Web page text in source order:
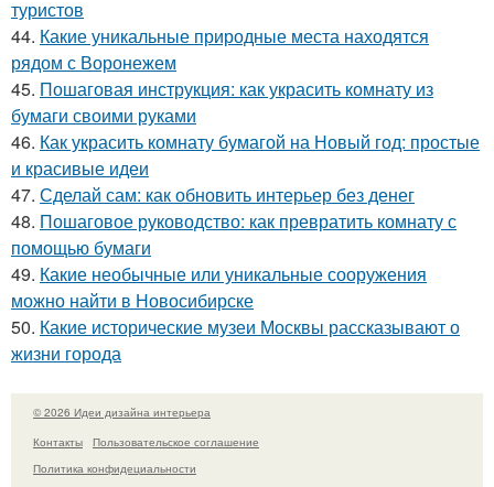
туристов
44. Какие уникальные природные места находятся
рядом с Воронежем
45. Пошаговая инструкция: как украсить комнату из
бумаги своими руками
46. Как украсить комнату бумагой на Новый год: простые
и красивые идеи
47. Сделай сам: как обновить интерьер без денег
48. Пошаговое руководство: как превратить комнату с
помощью бумаги
49. Какие необычные или уникальные сооружения
можно найти в Новосибирске
50. Какие исторические музеи Москвы рассказывают о
жизни города
© 2026 Идеи дизайна интерьера
Контакты
Пользовательское соглашение
Политика конфидециальности